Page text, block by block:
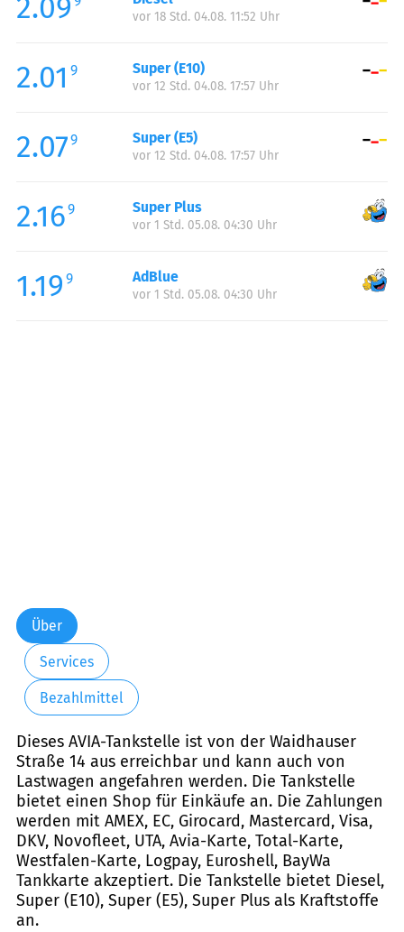
Donnerstag:
Samstag:
00:00-23:59
Sonntag:
2.09 vor 18 Std. 04.08. 11:52 Uhr
2.01 9 Super (E10)
vor 12 Std. 04.08. 17:57 Uhr
2.079 Super (E5)
vor 12 Std. 04.08. 17:57 Uhr
2.169 Super Plus
vor 1 Std. 05.08. 04:30 Uhr
1.19 9 AdBlue
vor 1 Std. 05.08. 04:30 Uhr
Über
Services
Bezahlmittel
Dieses AVIA-Tankstelle ist von der Waidhauser
Straße 14 aus erreichbar und kann auch von
Lastwagen angefahren werden. Die Tankstelle
bietet einen Shop für Einkäufe an. Die Zahlungen
werden mit AMEX, EC, Girocard, Mastercard, Visa,
DKV, Novofleet, UTA, Avia-Karte, Total-Karte,
Westfalen-Karte, Logpay, Euroshell, BayWa
Tankkarte akzeptiert. Die Tankstelle bietet Diesel,
Super (E10), Super (E5), Super Plus als Kraftstoffe
an.